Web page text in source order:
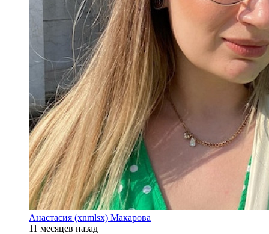
Анастасия (xnmlsx) Макарова
11 месяцев назад